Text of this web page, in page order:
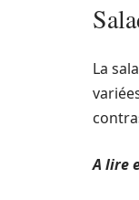
La
A lire